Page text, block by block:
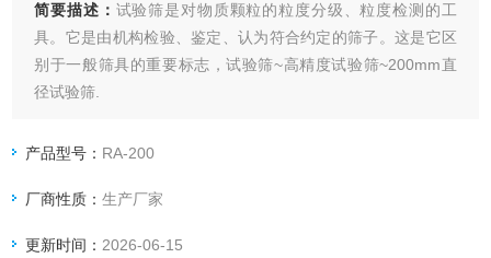
简要描述： 试验筛是对物质颗粒的粒度分级、粒度检测的工
具。它是由机构检验、鉴定、认为符合约定的筛子。这是它区
别于一般筛具的重要标志，试验筛~高精度试验筛~200mm直
径试验筛.
产品型号： RA-200
厂商性质：生产厂家
更新时间： 2026-06-15